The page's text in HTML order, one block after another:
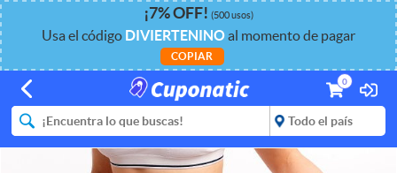
¡7%OFF! (500 usos)
Usa el código DIVIERTENINOal momento de pagar
COPIAR
0